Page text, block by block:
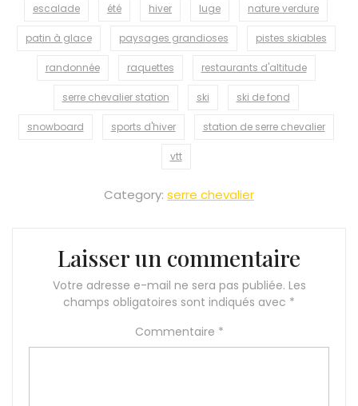
escalade été hiver luge nature verdure
patin à glace paysages grandioses pistes skiables
randonnée raquettes restaurants d'altitude
serre chevalier station ski ski de fond
snowboard sports d'hiver station de serre chevalier
vtt
Category: serre chevalier
Laisser un commentaire
Votre adresse e-mail ne sera pas publiée. Les
champs obligatoires sont indiqués avec *
Commentaire *